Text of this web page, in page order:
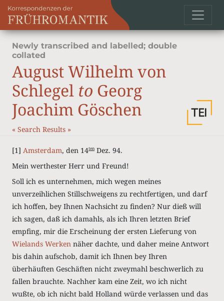
Newly transcribed and labelled; double
collated
August Wilhelm von
Schlegel to Georg
Joachim Göschen
« Search Results »
[1] Amsterdam, den 14ten Dez. 94.
Mein werthester Herr und Freund!
Soll ich es unternehmen, mich wegen meines
unverzeihlichen Stillschweigens zu rechtfertigen, und darf
ich hoffen, bey Ihnen Nachsicht zu finden? Nur dieß will
ich sagen, daß ich damahls, als ich Ihren letzten Brief
empfing, mir die Erscheinung der ersten Lieferung von
Wielands Werken näher dachte, und daher meine Antwort
bis dahin aufschob, damit ich Ihnen bey Ihren
überhäuften Geschäften nicht zweymahl beschwerlich zu
fallen brauchte. Nachher kam eine Zeit, wo ich nicht
wußte, ob ich nicht bald Holland würde verlassen und das